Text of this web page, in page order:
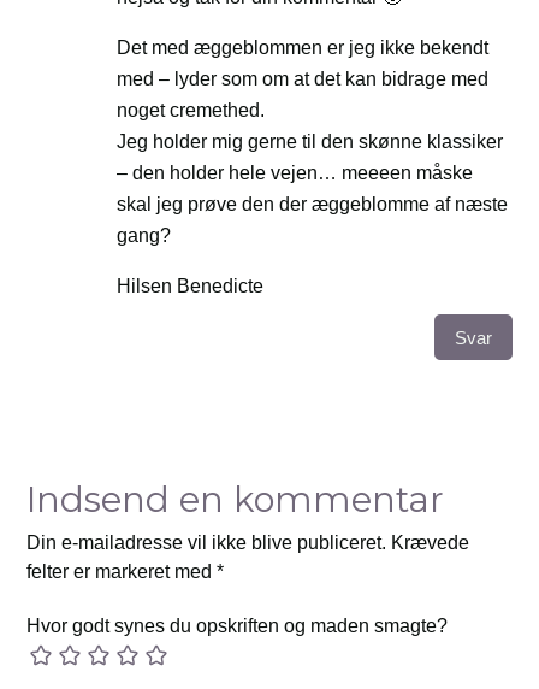
Det med æggeblommen er jeg ikke bekendt
med – lyder som om at det kan bidrage med
noget cremethed.
Jeg holder mig gerne til den skønne klassiker
– den holder hele vejen… meeeen måske
skal jeg prøve den der æggeblomme af næste
gang?
Hilsen Benedicte
Svar
Indsend en kommentar
Din e-mailadresse vil ikke blive publiceret. Krævede
felter er markeret med*
Hvor godt synes du opskriften og maden smagte?